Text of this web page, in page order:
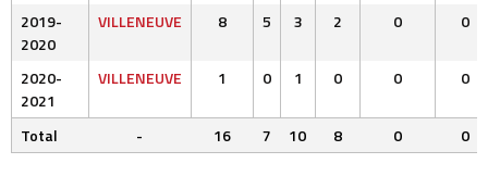
2019-
2020
VILLENEUVE 8 5 3 2 0 0
2020-
2021
VILLENEUVE 1 0 1 0 0 0
Total - 16 7 10 8 0 0